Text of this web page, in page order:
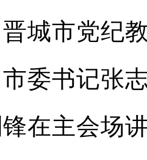
城市党纪
委书记张
在主会场